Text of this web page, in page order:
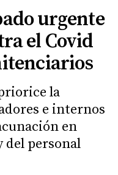
urgente
el Covid
la
e internos
en
del personal